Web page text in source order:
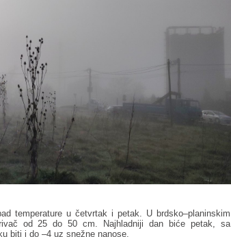
temperature u četvrtak i petak. U brdsko–planinskim
od 25 do 50 cm. Najhladniji dan biće petak, sa
biti i do –4 uz snežne nanose.